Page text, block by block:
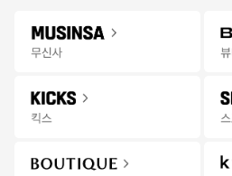
킥스 상품을 검색해 보세요.
추천 랭킹 세일 발매
Menu
무신사 앱 설치하고 다양한 혜택과 코디